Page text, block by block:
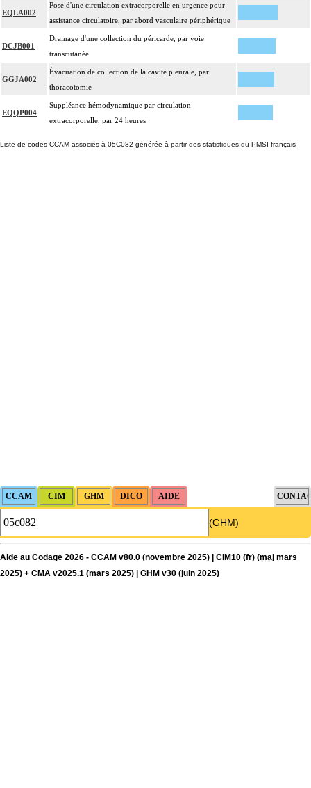
EQLA002
Pose d'une circulation extracorporelle en urgence pour
assistance circulatoire, par abord vasculaire périphérique
DCJB001
Drainage d'une collection du péricarde, par voie
transcutanée
GGJA002
Évacuation de collection de la cavité pleurale, par
thoracotomie
EQQP004
Suppléance hémodynamique par circulation
extracorporelle, par 24 heures
Liste de codes CCAM associés à 05C082 générée à partir des statistiques du PMSI français
(GHM)
Aide au Codage 2026 - CCAM v80.0 (novembre 2025) | CIM10 (fr) (maj mars
2025) + CMA v2025.1 (mars 2025) | GHM v30 (juin 2025)